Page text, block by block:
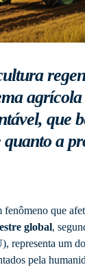
que
a
que
global,
representa um
pela